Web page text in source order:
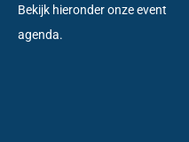
Bekijk hieronder onze event
agenda.